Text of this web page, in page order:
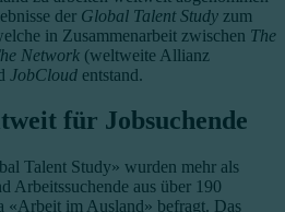
der Global Talent Study zum
in Zusammenarbeit zwischen The
Network (weltweite Allianz
JobCloud entstand.
für Jobsuchende
Talent Study» wurden mehr als
Arbeitssuchende aus über 190
«Arbeit im Ausland» befragt. Das